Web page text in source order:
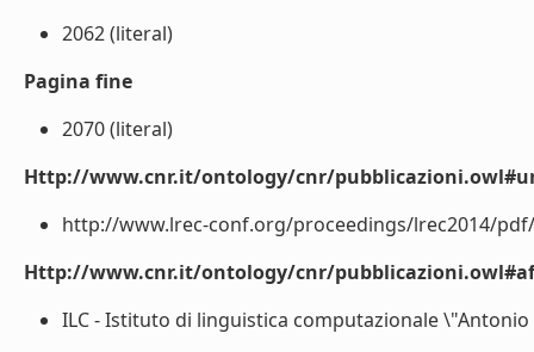
2062 (literal)
Pagina fine
2070 (literal)
Http://www.cnr.it/ontology/cnr/
http://www.lrec-conf.org/proceedings/lrec2014/pdf/
Http://www.cnr.it/ontology/cnr/
ILC - Istituto di linguistica computazionale